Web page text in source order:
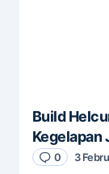
Build
Kegelapan
0 3